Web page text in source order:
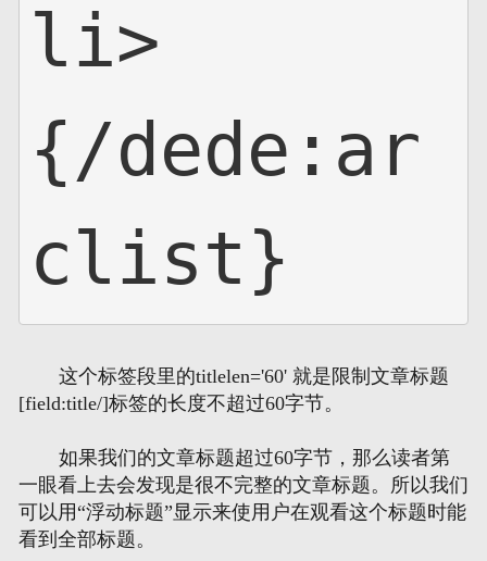
li>
{/dede:ar
clist}
这个标签段里的titlelen='60' 就是限制文章标题
[field:title/]标签的长度不超过60字节。
如果我们的文章标题超过60字节，那么读者第
一眼看上去会发现是很不完整的文章标题。所以我们
可以用“浮动标题”显示来使用户在观看这个标题时能
看到全部标题。